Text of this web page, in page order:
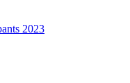
2023